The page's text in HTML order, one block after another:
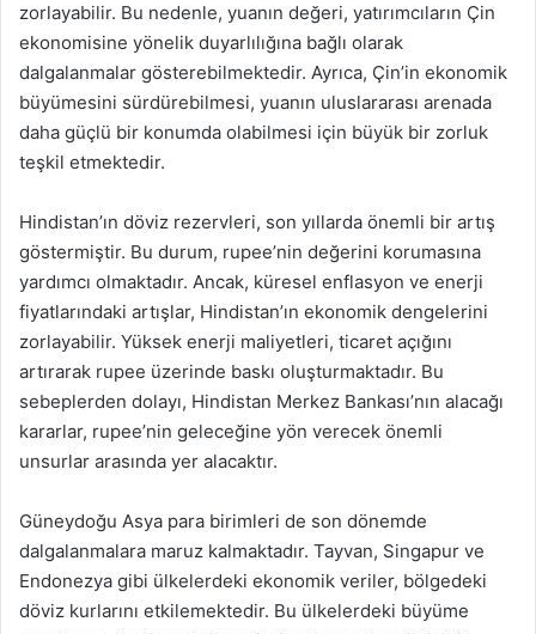
zorlayabilir. Bu nedenle, yuanın değeri, yatırımcıların Çin
ekonomisine yönelik duyarlılığına bağlı olarak
dalgalanmalar gösterebilmektedir. Ayrıca, Çin’in ekonomik
büyümesini sürdürebilmesi, yuanın uluslararası arenada
daha güçlü bir konumda olabilmesi için büyük bir zorluk
teşkil etmektedir.
Hindistan’ın döviz rezervleri, son yıllarda önemli bir artış
göstermiştir. Bu durum, rupee’nin değerini korumasına
yardımcı olmaktadır. Ancak, küresel enflasyon ve enerji
fiyatlarındaki artışlar, Hindistan’ın ekonomik dengelerini
zorlayabilir. Yüksek enerji maliyetleri, ticaret açığını
artırarak rupee üzerinde baskı oluşturmaktadır. Bu
sebeplerden dolayı, Hindistan Merkez Bankası’nın alacağı
kararlar, rupee’nin geleceğine yön verecek önemli
unsurlar arasında yer alacaktır.
Güneydoğu Asya para birimleri de son dönemde
dalgalanmalara maruz kalmaktadır. Tayvan, Singapur ve
Endonezya gibi ülkelerdeki ekonomik veriler, bölgedeki
döviz kurlarını etkilemektedir. Bu ülkelerdeki büyüme